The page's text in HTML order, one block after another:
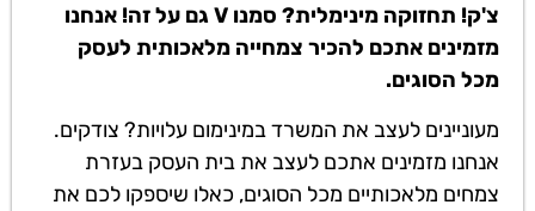
צ'ק! תחזוקה מינימלית? סמנו V גם על זה! אנחנו
מזמינים אתכם להכיר צמחייה מלאכותית לעסק
מכל הסוגים.
מעוניינים לעצב את המשרד במינימום עלויות? צודקים.
אנחנו מזמינים אתכם לעצב את בית העסק בעזרת
צמחים מלאכותיים מכל הסוגים, כאלו שיספקו לכם את